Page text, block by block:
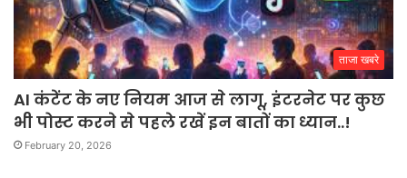
ताजा खबरे
AI कंटेंट के नए नियम आज से लागू, इंटरनेट पर कुछ
भी पोस्ट करने से पहले रखें इन बातों का ध्यान..!
February 20, 2026